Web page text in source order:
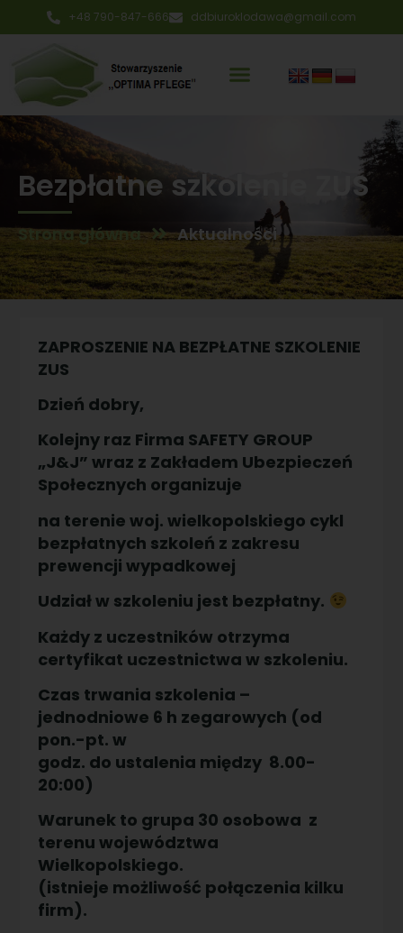
+48 790-847-666 ddbiuroklodawa@gmail.com
Bezpłatne szkolenie ZUS
Strona główna Aktualności
ZAPROSZENIE NA BEZPŁATNE SZKOLENIE
ZUS
Dzień dobry,
Kolejny raz Firma SAFETY GROUP
„J&J” wraz z Zakładem Ubezpieczeń
Społecznych organizuje
na terenie woj. wielkopolskiego cykl
bezpłatnych szkoleń z zakresu
prewencji wypadkowej
Udział w szkoleniu jest bezpłatny.
Każdy z uczestników otrzyma
certyfikat uczestnictwa w szkoleniu.
Czas trwania szkolenia –
jednodniowe 6 h zegarowych (od
pon.-pt. w
godz. do ustalenia między 8.00-
20:00)
Warunek to grupa 30 osobowa z
terenu województwa
Wielkopolskiego.
(istnieje możliwość połączenia kilku
firm).